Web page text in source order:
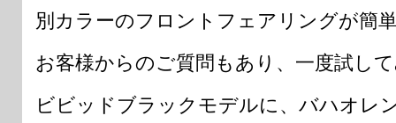
別カラーのフロントフェアリングが簡
お客様からのご質問もあり、一度試し
ビビッドブラックモデルに、バハオレ